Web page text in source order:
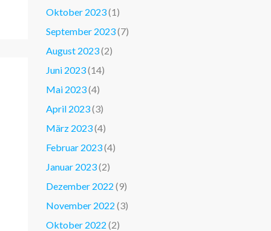
Oktober 2023(1)
September 2023(7)
August 2023(2)
Juni 2023(14)
Mai 2023(4)
April 2023(3)
März 2023(4)
Februar 2023(4)
Januar 2023(2)
Dezember 2022 (9)
November 2022 (3)
Oktober 2022 (2)